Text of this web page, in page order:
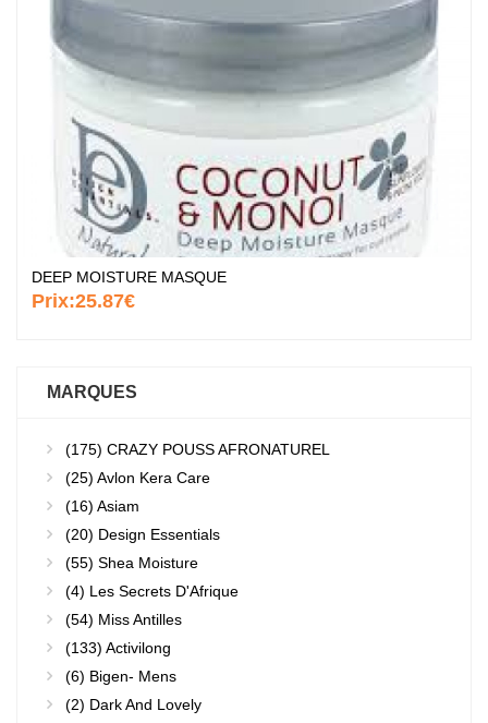
DEEP MOISTURE MASQUE
Prix:25.87€
MARQUES
(175) CRAZY POUSS AFRONATUREL
(25) Avlon Kera Care
(16) Asiam
(20) Design Essentials
(55) Shea Moisture
(4) Les Secrets D'Afrique
(54) Miss Antilles
(133) Activilong
(6) Bigen- Mens
(2) Dark And Lovely